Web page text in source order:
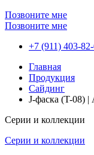
Позвоните мне
Позвоните мне
+7 (911) 403-
Главная
Продукция
Сайдинг
J-фаска (T-08)
Серии и коллекции
Серии и коллекции